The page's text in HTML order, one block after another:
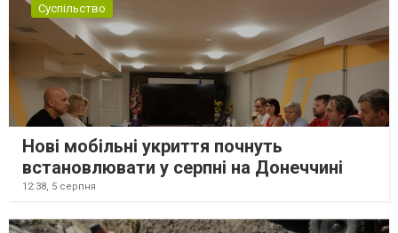
Суспільство
Нові мобільні укриття почнуть
встановлювати у серпні на Донеччині
12:38, 5 серпня